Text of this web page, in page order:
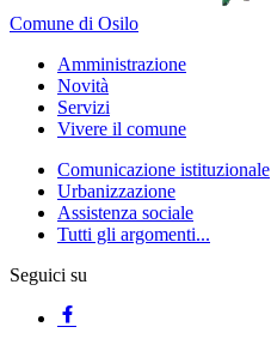
Comune di Osilo
Amministrazione
Novità
Servizi
Vivere il comune
Comunicazione istituzionale
Urbanizzazione
Assistenza sociale
Tutti gli argomenti...
Seguici su